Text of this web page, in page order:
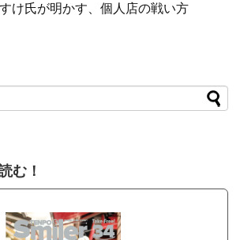
け氏が明かす、個人店の戦い方
む！